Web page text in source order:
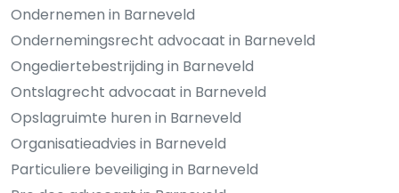
Ondernemen in Barneveld
Ondernemingsrecht advocaat in Barneveld
Ongediertebestrijding in Barneveld
Ontslagrecht advocaat in Barneveld
Opslagruimte huren in Barneveld
Organisatieadvies in Barneveld
Particuliere beveiliging in Barneveld